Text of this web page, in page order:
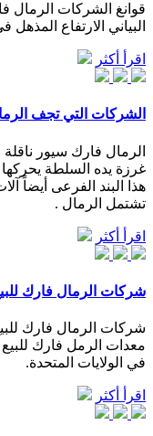
قوانغ الشركات الرمال
البياني الارتفاع
اقرأ أكثر
الشركات التي تجف
الرمال فارك سيور
غرزة يده السلطة
هذا البند الفرعى أيضاً
تشتمل الرمال .
اقرأ أكثر
شركات الرمال فارك
معدات الرمل فارك
في الولايات المتحدة.
اقرأ أكثر